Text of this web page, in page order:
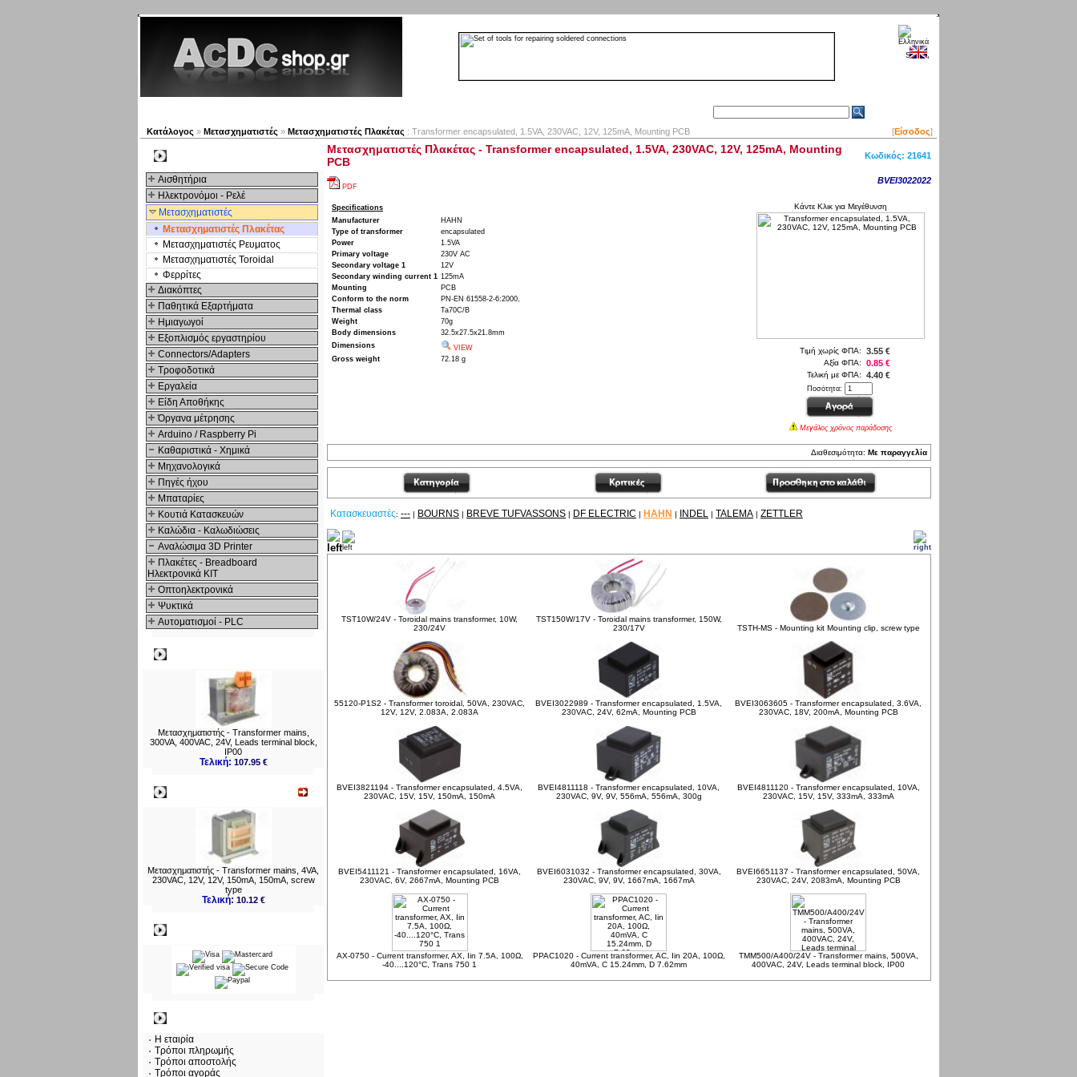
Κατάλογος » Μετασχηματιστές » Μετασχηματιστές Πλακέτας : Transformer encapsulated, 1.5VA, 230VAC, 12V, 125mA, Mounting PCB [Είσοδος]
Αισθητήρια
Ηλεκτρονόμοι - Ρελέ
Μετασχηματιστές
Μετασχηματιστές Πλακέτας
Μετασχηματιστές Ρευματος
Μετασχηματιστές Toroidal
Φερρίτες
Διακόπτες
Παθητικά Εξαρτήματα
Hμιαγωγοί
Εξοπλισμός εργαστηρίου
Connectors/Adapters
Τροφοδοτικά
Εργαλεία
Είδη Αποθήκης
Όργανα μέτρησης
Arduino / Raspberry Pi
Καθαριστικά - Χημικά
Μηχανολογικά
Πηγές ήχου
Μπαταρίες
Κουτιά Κατασκευών
Καλώδια - Καλωδιώσεις
Αναλώσιμα 3D Printer
Πλακέτες - Breadboard
Ηλεκτρονικά ΚΙΤ
Οπτοηλεκτρονικά
Ψυκτικά
Αυτοματισμοί - PLC
Μετασχηματιστής - Transformer mains,
300VA, 400VAC, 24V, Leads terminal block,
IP00
Τελική: 107.95 €
Μετασχηματιστής - Transformer mains, 4VA,
230VAC, 12V, 12V, 150mA, 150mA, screw
type
Τελική: 10.12 €
Η εταιρία
Τρόποι πληρωμής
Τρόποι αποστολής
Τρόποι αγοράς
Μετασχηματιστές Πλακέτας - Transformer encapsulated, 1.5VA, 230VAC, 12V, 125mA, Mounting
PCB
Κωδικός: 21641
PDF
BVEI3022022
Κάντε Κλικ για Μεγέθυνση
Τιμή χωρίς ΦΠΑ: 3.55 €
Αξία ΦΠΑ: 0.85 €
Τελική με ΦΠΑ: 4.40 €
Ποσότητα:
Μεγάλος χρόνος παράδοσης
Specifications
Manufacturer
HAHN
Type of transformer
encapsulated
Power
1.5VA
Primary voltage
230V AC
Secondary voltage 1
12V
Secondary winding current 1 125mA
Mounting
PCB
Conform to the norm
PN-EN 61558-2-6:2000,
Thermal class
Ta70C/B
Weight
70g
Body dimensions
32.5x27.5x21.8mm
Dimensions
VIEW
Gross weight
72.18 g
Διαθεσιμότητα: Με παραγγελία
Κατασκευαστές: --- | BOURNS | BREVE TUFVASSONS | DF ELECTRIC | HAHN | INDEL | TALEMA | ZETTLER
TST10W/24V - Toroidal mains transformer, 10W,
230/24V
TST150W/17V - Toroidal mains transformer, 150W,
230/17V
TSTH-MS - Mounting kit Mounting clip, screw type
55120-P1S2 - Transformer toroidal, 50VA, 230VAC,
12V, 12V, 2.083A, 2.083A
BVEI3022989 - Transformer encapsulated, 1.5VA,
230VAC, 24V, 62mA, Mounting PCB
BVEI3063605 - Transformer encapsulated, 3.6VA,
230VAC, 18V, 200mA, Mounting PCB
BVEI3821194 - Transformer encapsulated, 4.5VA,
230VAC, 15V, 15V, 150mA, 150mA
BVEI4811118 - Transformer encapsulated, 10VA,
230VAC, 9V, 9V, 556mA, 556mA, 300g
BVEI4811120 - Transformer encapsulated, 10VA,
230VAC, 15V, 15V, 333mA, 333mA
BVEI5411121 - Transformer encapsulated, 16VA,
230VAC, 6V, 2667mA, Mounting PCB
BVEI6031032 - Transformer encapsulated, 30VA,
230VAC, 9V, 9V, 1667mA, 1667mA
BVEI6651137 - Transformer encapsulated, 50VA,
230VAC, 24V, 2083mA, Mounting PCB
AX-0750 - Current transformer, AX, Iin 7.5A, 100Ω,
-40....120°C, Trans 750 1
PPAC1020 - Current transformer, AC, Iin 20A, 100Ω,
40mVA, C 15.24mm, D 7.62mm
TMM500/A400/24V - Transformer mains, 500VA,
400VAC, 24V, Leads terminal block, IP00